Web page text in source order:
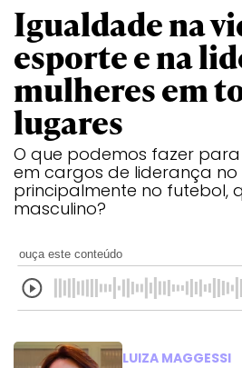
Igualdade na
esporte e na
mulheres em
lugares
O que podemos fazer
em cargos de liderança no
principalmente no futebol,
masculino?
ouça este conteúdo
LUIZA MAGGESSI